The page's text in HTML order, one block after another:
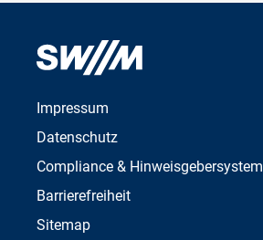
Impressum
Datenschutz
Compliance & Hinweisgebersystem
Barrierefreiheit
Sitemap